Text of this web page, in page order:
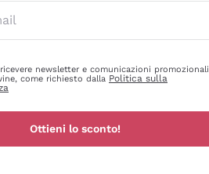
newsletter e comunicazioni promozionali
come richiesto dalla Politica sulla
Ottieni lo sconto!